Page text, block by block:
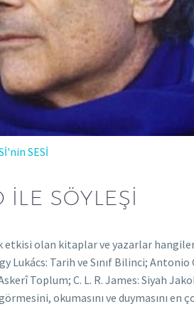
SESİ
SÖYLEŞİ
etkisi olan kitaplar ve yazarlar
Lukács: Tarih ve Sınıf Bilinci;
Toplum; C. L. R. James: Siyah
okumasını ve duymasını